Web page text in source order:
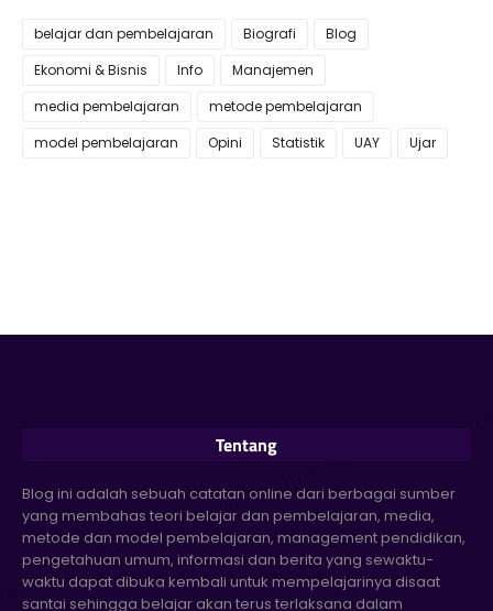
belajar dan pembelajaran Biografi
Blog
Ekonomi & Bisnis
Info
Manajemen
media pembelajaran
metode pembelajaran
model pembelajaran
Opini Statistik UAY Ujar
Tentang
Blog ini adalah sebuah catatan online dari berbagai sumber
yang membahas teori belajar dan pembelajaran, media,
metode dan model pembelajaran, management pendidikan,
pengetahuan umum, informasi dan berita yang sewaktu-
waktu dapat dibuka kembali untuk mempelajarinya disaat
santai sehingga belajar akan terus terlaksana dalam